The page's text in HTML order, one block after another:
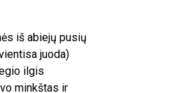
iš abiejų pusių
juoda)
ilgis
minkštas ir